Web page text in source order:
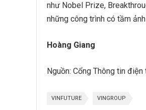
như Nobel Prize,
những công trình có tầm
Hoàng Giang
Nguồn: Cổng Thông tin điện
VINFUTURE VINGROUP